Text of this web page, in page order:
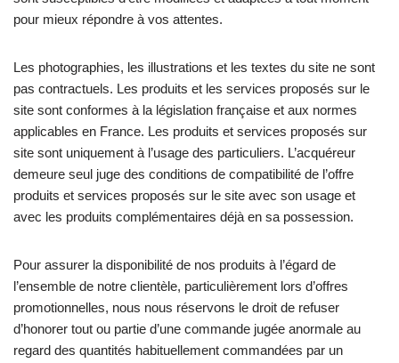
pour mieux répondre à vos attentes.
Les photographies, les illustrations et les textes du site ne sont
pas contractuels. Les produits et les services proposés sur le
site sont conformes à la législation française et aux normes
applicables en France. Les produits et services proposés sur
site sont uniquement à l’usage des particuliers. L’acquéreur
demeure seul juge des conditions de compatibilité de l’offre
produits et services proposés sur le site avec son usage et
avec les produits complémentaires déjà en sa possession.
Pour assurer la disponibilité de nos produits à l’égard de
l’ensemble de notre clientèle, particulièrement lors d’offres
promotionnelles, nous nous réservons le droit de refuser
d’honorer tout ou partie d’une commande jugée anormale au
regard des quantités habituellement commandées par un